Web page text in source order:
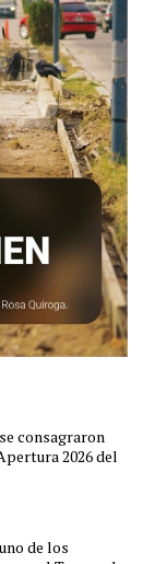
consagraron
2026 del
de los